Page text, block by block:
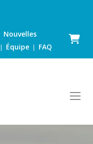
Nouvelles
| Équipe | FAQ
Panier